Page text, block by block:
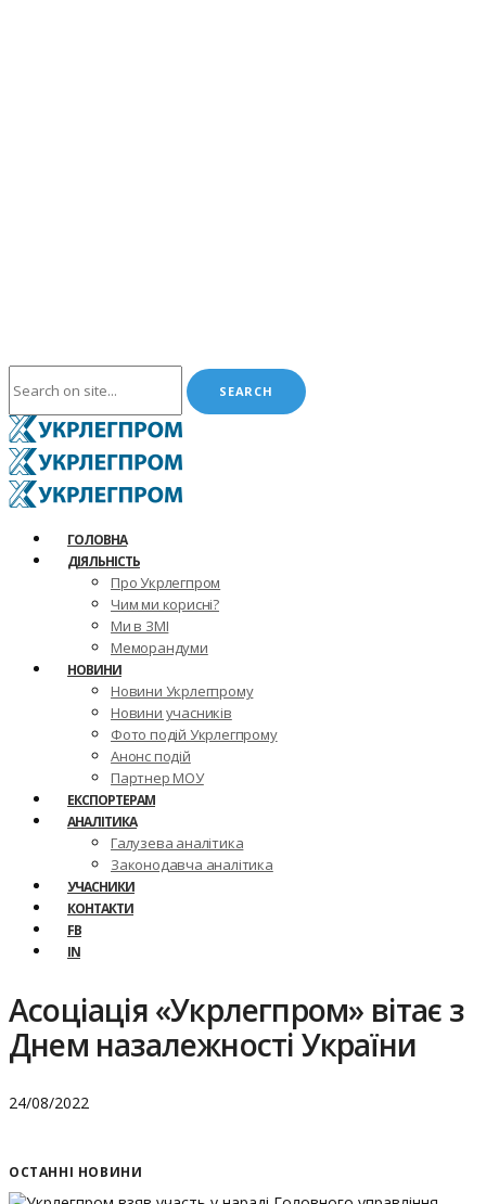
ГОЛОВНА
ДІЯЛЬНІСТЬ
Про Укрлегпром
Чим ми корисні?
Ми в ЗМІ
Меморандуми
НОВИНИ
Новини Укрлегпрому
Новини учасників
Фото подій Укрлегпрому
Анонс подій
Партнер МОУ
ЕКСПОРТЕРАМ
АНАЛІТИКА
Галузева аналітика
Законодавча аналітика
УЧАСНИКИ
КОНТАКТИ
FB
IN
Асоціація «Укрлегпром» вітає з
Днем назалежності України
24/08/2022
ОСТАННІ НОВИНИ